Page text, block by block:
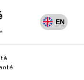
EN